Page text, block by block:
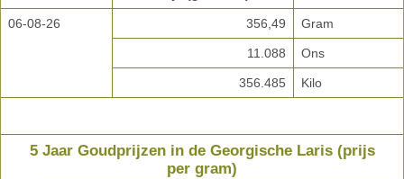
06-08-26 356,49 Gram
11.088 Ons
356.485 Kilo
5 Jaar Goudprijzen in de Georgische Laris (prijs
per gram)